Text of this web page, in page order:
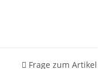
Frage zum Artikel